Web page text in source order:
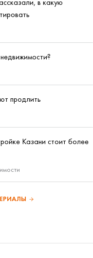
в какую
продлить
Казани стоит более